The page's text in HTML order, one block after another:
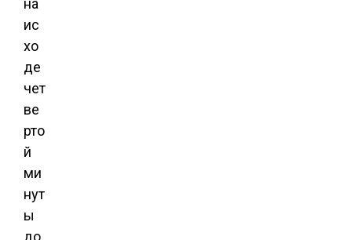
на
ис
хо
де
чет
ве
рто
й
ми
нут
ы
до